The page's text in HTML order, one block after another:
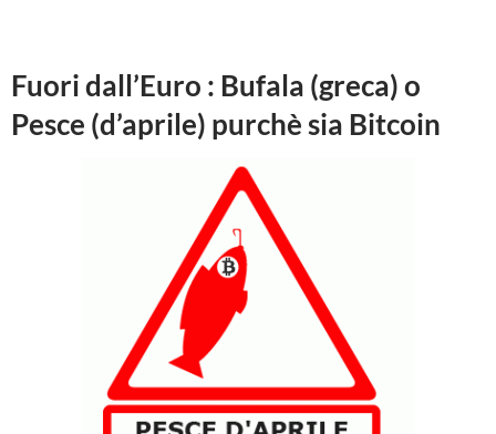
Fuori dall’Euro : Bufala (greca) o
Pesce (d’aprile) purchè sia Bitcoin